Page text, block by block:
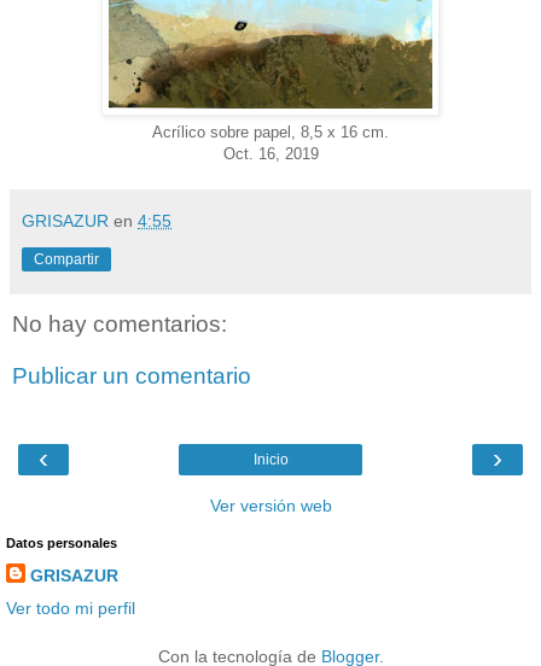
Acrílico sobre papel, 8,5 x 16 cm.
Oct. 16, 2019
GRISAZUR en 4:55
Compartir
No hay comentarios:
Publicar un comentario
‹ ›
Inicio
Ver versión web
Datos personales
GRISAZUR
Ver todo mi perfil
Con la tecnología de Blogger.